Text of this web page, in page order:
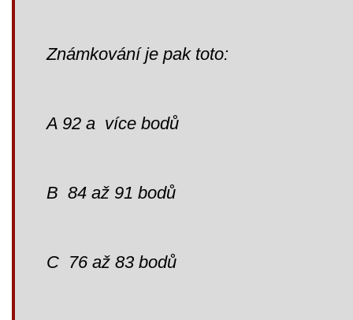
Známkování je pak toto:
A 92 a více bodů
B 84 až 91 bodů
C 76 až 83 bodů